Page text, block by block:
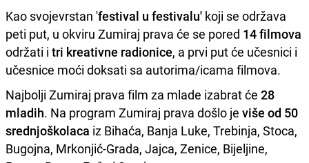
Kao svojevrstan 'festival u festivalu' koji se održava
peti put, u okviru Zumiraj prava će se pored 14 filmova
održati i tri kreativne radionice, a prvi put će učesnici i
učesnice moći doksati sa autorima/icama filmova.
Najbolji Zumiraj prava film za mlade izabrat će 28
mladih. Na program Zumiraj prava došlo je više od 50
srednjoškolaca iz Bihaća, Banja Luke, Trebinja, Stoca,
Bugojna, Mrkonjić-Grada, Jajca, Zenice, Bijeljine,